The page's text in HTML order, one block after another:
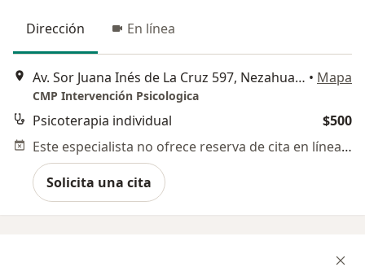
Dirección En línea
Av. Sor Juana Inés de La Cruz 597, Nezahualcóyotl • Mapa
CMP Intervención Psicologica
Psicoterapia individual
$500
Este especialista no ofrece reserva de cita en línea en esta dirección.
Solicita una cita